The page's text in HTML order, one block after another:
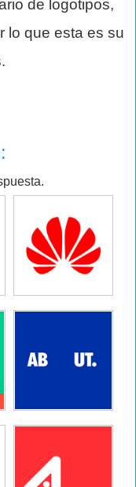
de logotipos,
lo que esta es su